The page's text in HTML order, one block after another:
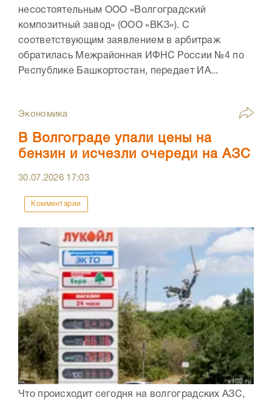
несостоятельным ООО «Волгоградский
композитный завод» (ООО «ВКЗ»). С
соответствующим заявлением в арбитраж
обратилась Межрайонная ИФНС России №4 по
Республике Башкортостан, передает ИА...
Экономика
В Волгограде упали цены на
бензин и исчезли очереди на АЗС
30.07.2026 17:03
Комментарии
Что происходит сегодня на волгоградских АЗС,